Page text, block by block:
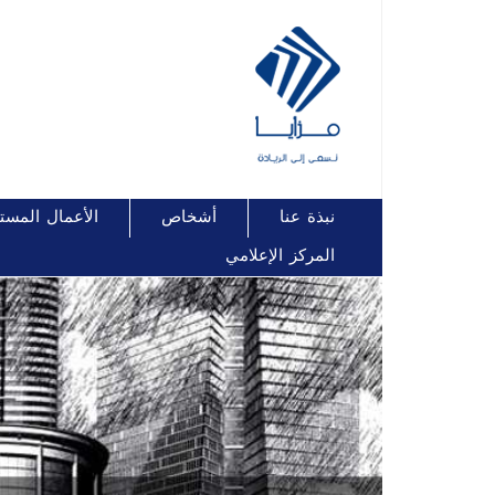
نبذة عنا أشخاص الأعمال
المركز الإعلامي